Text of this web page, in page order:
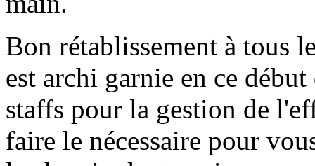
Bon rétablissement à tous
est archi garnie en ce
staffs pour la gestion de
faire le nécessaire pour